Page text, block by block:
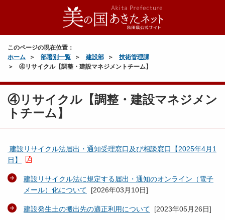
このページの現在位置：
ホーム
部署別一覧 建設部
技術管理課
④リサイクル【調整・建設マネジメントチーム】
④リサイクル【調整・建設マネジメン
トチーム】
建設リサイクル法届出・通知受理窓口及び相談窓口【2025年4月1
日】
建設リサイクル法に規定する届出・通知のオンライン（電子
メール）化について [2026年03月10日]
建設発生土の搬出先の適正利用について [2023年05月26日]